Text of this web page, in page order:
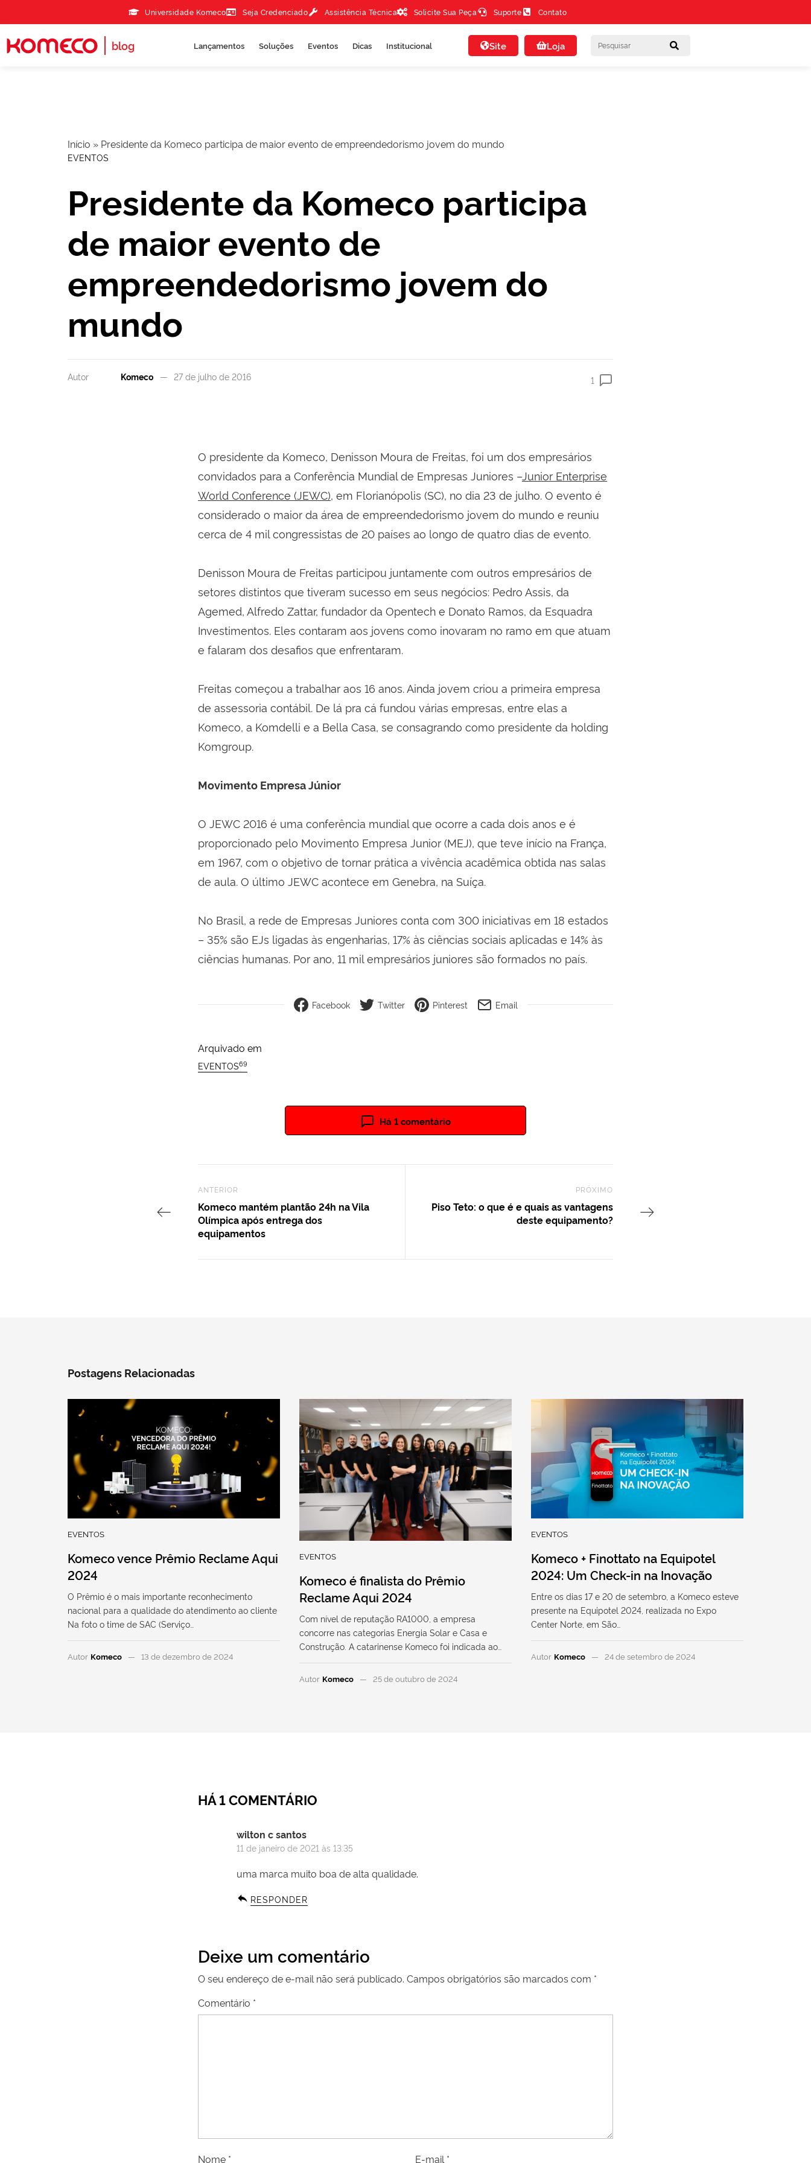
Universidade Komeco Seja Credenciado Assistência Técnica Solicite Sua Peça Suporte Contato
blog Lançamentos Soluções Eventos Dicas Institucional Site Loja
Início » Presidente da Komeco participa de maior evento de empreendedorismo jovem do mundo
EVENTOS
Presidente da Komeco participa
de maior evento de
empreendedorismo jovem do
mundo
Autor Komeco 27 de julho de 2016 1
O presidente da Komeco, Denisson Moura de Freitas, foi um dos empresários
convidados para a Conferência Mundial de Empresas Juniores –Junior Enterprise
World Conference (JEWC), em Florianópolis (SC), no dia 23 de julho. O evento é
considerado o maior da área de empreendedorismo jovem do mundo e reuniu
cerca de 4 mil congressistas de 20 países ao longo de quatro dias de evento.
Denisson Moura de Freitas participou juntamente com outros empresários de
setores distintos que tiveram sucesso em seus negócios: Pedro Assis, da
Agemed, Alfredo Zattar, fundador da Opentech e Donato Ramos, da Esquadra
Investimentos. Eles contaram aos jovens como inovaram no ramo em que atuam
e falaram dos desafios que enfrentaram.
Freitas começou a trabalhar aos 16 anos. Ainda jovem criou a primeira empresa
de assessoria contábil. De lá pra cá fundou várias empresas, entre elas a
Komeco, a Komdelli e a Bella Casa, se consagrando como presidente da holding
Komgroup.
Movimento Empresa Júnior
O JEWC 2016 é uma conferência mundial que ocorre a cada dois anos e é
proporcionado pelo Movimento Empresa Junior (MEJ), que teve início na França,
em 1967, com o objetivo de tornar prática a vivência acadêmica obtida nas salas
de aula. O último JEWC acontece em Genebra, na Suíça.
No Brasil, a rede de Empresas Juniores conta com 300 iniciativas em 18 estados
– 35% são EJs ligadas às engenharias, 17% às ciências sociais aplicadas e 14% às
ciências humanas. Por ano, 11 mil empresários juniores são formados no país.
Facebook Twitter Pinterest Email
Arquivado em
EVENTOS69
Há 1 comentário
Previous Post
ANTERIOR
Komeco mantém plantão 24h na Vila
Olímpica após entrega dos
equipamentos
PRÓXIMO
Piso Teto: o que é e quais as vantagens
deste equipamento?
Postagens Relacionadas
EVENTOS
Komeco vence Prêmio Reclame Aqui
2024
O Prêmio é o mais importante reconhecimento
nacional para a qualidade do atendimento ao cliente
Na foto o time de SAC (Serviço…
Autor Komeco 13 de dezembro de 2024
EVENTOS
Komeco é finalista do Prêmio
Reclame Aqui 2024
Com nível de reputação RA1000, a empresa
concorre nas categorias Energia Solar e Casa e
Construção. A catarinense Komeco foi indicada ao…
Autor Komeco 25 de outubro de 2024
EVENTOS
Komeco + Finottato na Equipotel
2024: Um Check-in na Inovação
Entre os dias 17 e 20 de setembro, a Komeco esteve
presente na Equipotel 2024, realizada no Expo
Center Norte, em São…
Autor Komeco 24 de setembro de 2024
HÁ 1 COMENTÁRIO
wilton c santos
11 de janeiro de 2021 às 13:35
uma marca muito boa de alta qualidade.
RESPONDER
Deixe um comentário
O seu endereço de e-mail não será publicado. Campos obrigatórios são marcados com *
Comentário *
Nome * E-mail *